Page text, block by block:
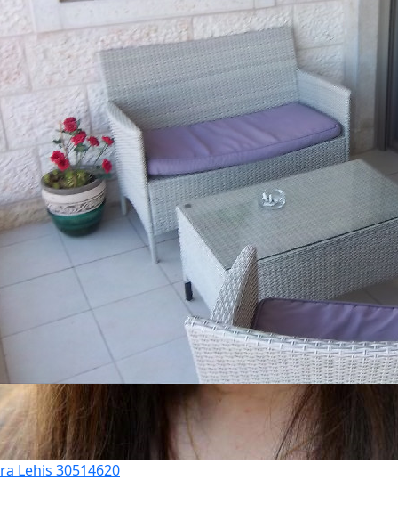
Lehis 30514620